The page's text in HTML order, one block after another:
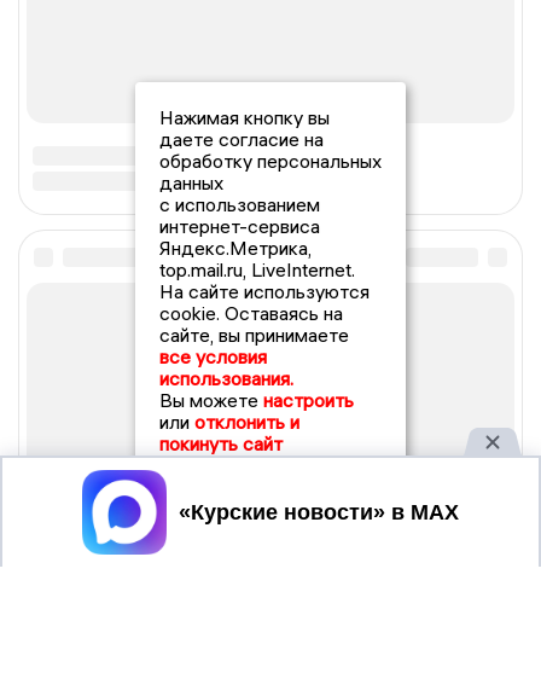
Нажимая кнопку вы
даете согласие на
обработку персональных
данных
с использованием
интернет-сервиса
Яндекс.Метрика,
top.mail.ru, LiveInternet.
На сайте используются
cookie. Оставаясь на
сайте, вы принимаете
все условия
использования.
Вы можете настроить
или отклонить и
покинуть сайт
Принять